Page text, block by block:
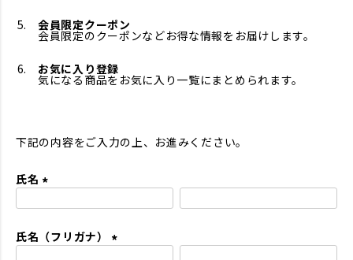
会員限定クーポン
会員限定のクーポンなどお得な情報をお届けします。
お気に入り登録
気になる商品をお気に入り一覧にまとめられます。
下記の内容をご入力の上、お進みください。
氏名
須
氏名（フリガナ）